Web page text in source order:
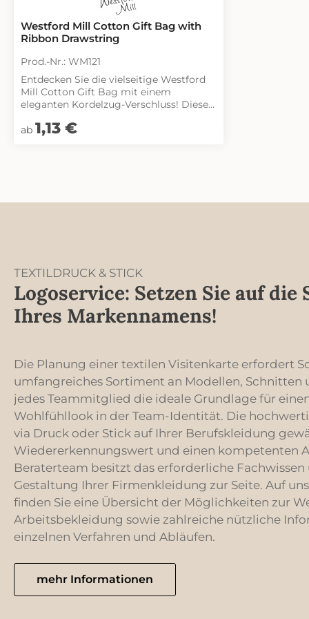
Westford Mill Cotton Gift Bag with
Ribbon Drawstring
Prod.-Nr.: WM121
Entdecken Sie die vielseitige Westford
Mill Cotton Gift Bag mit einem
eleganten Kordelzug-Verschluss! Diese
nur praktisch, sondern auch ein
Dekoration oder als praktische
Geschenke noch besonderer mit dieser
ansprechenden und funktionalen
Baumwolltasche!
Regulärer Preis:
ab 1,13 €
TEXTILDRUCK & STICK
Logoservice: Setzen Sie auf
Ihres Markennamens!
Die Planung einer textilen Visitenkarte erfordert
umfangreiches Sortiment an Modellen, Schnitten
jedes Teammitglied die ideale Grundlage für
Wohlfühllook in der Team-Identität. Die
via Druck oder Stick auf Ihrer Berufskleidung
Wiedererkennungswert und einen kompetenten
Beraterteam besitzt das erforderliche
Gestaltung Ihrer Firmenkleidung zur Seite. Auf
finden Sie eine Übersicht der Möglichkeiten zur
Arbeitsbekleidung sowie zahlreiche nützliche
einzelnen Verfahren und Abläufen.
mehr Informationen